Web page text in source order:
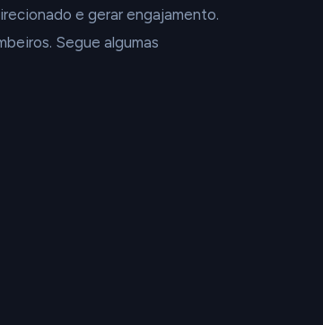
e gerar engajamento.
Segue algumas